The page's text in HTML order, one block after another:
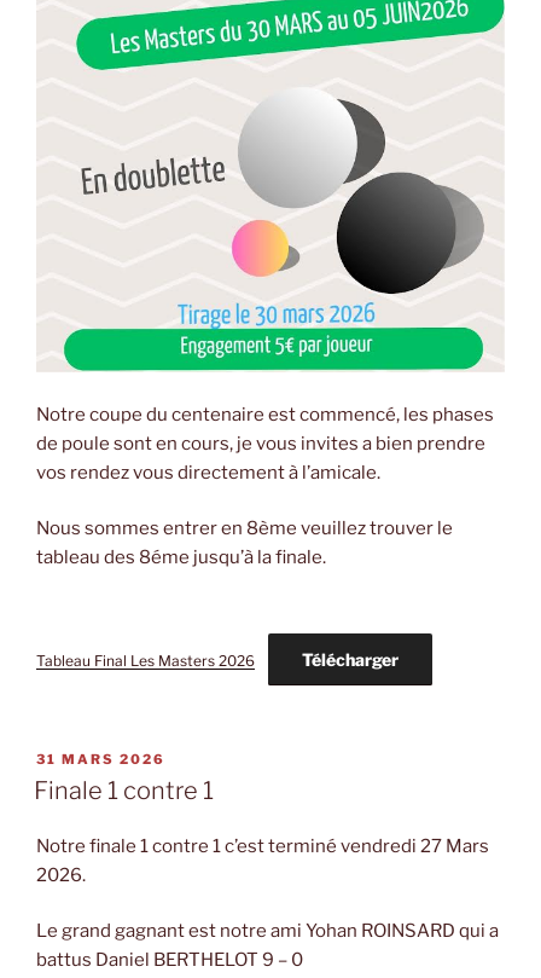
Notre coupe du centenaire est commencé, les phases
de poule sont en cours, je vous invites a bien prendre
vos rendez vous directement à l’amicale.
Nous sommes entrer en 8ème veuillez trouver le
tableau des 8éme jusqu’à la finale.
Tableau Final Les Masters 2026 Télécharger
PUBLIÉ
LE
31 MARS 2026
Finale 1 contre 1
Notre finale 1 contre 1 c’est terminé vendredi 27 Mars
2026.
Le grand gagnant est notre ami Yohan ROINSARD qui a
battus Daniel BERTHELOT 9 – 0